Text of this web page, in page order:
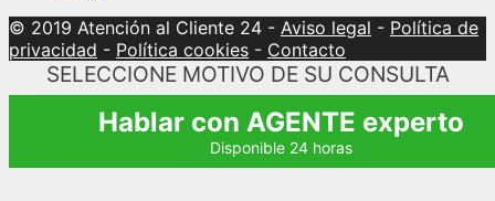
© 2019 Atención al Cliente 24 - Aviso legal - Política de
privacidad - Política cookies - Contacto
SELECCIONE MOTIVO DE SU CONSULTA
Hablar con AGENTE experto
Disponible 24 horas